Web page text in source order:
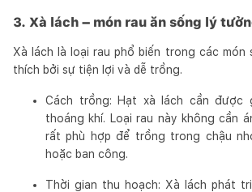
3. Xà lách – món rau ăn sống lý
Xà lách là loại rau phổ biến trong các món
thích bởi sự tiện lợi và dễ trồng.
Cách trồng: Hạt xà lách cần được
thoáng khí. Loại rau này không cần
rất phù hợp để trồng trong chậu
hoặc ban công.
Thời gian thu hoạch: Xà lách phát